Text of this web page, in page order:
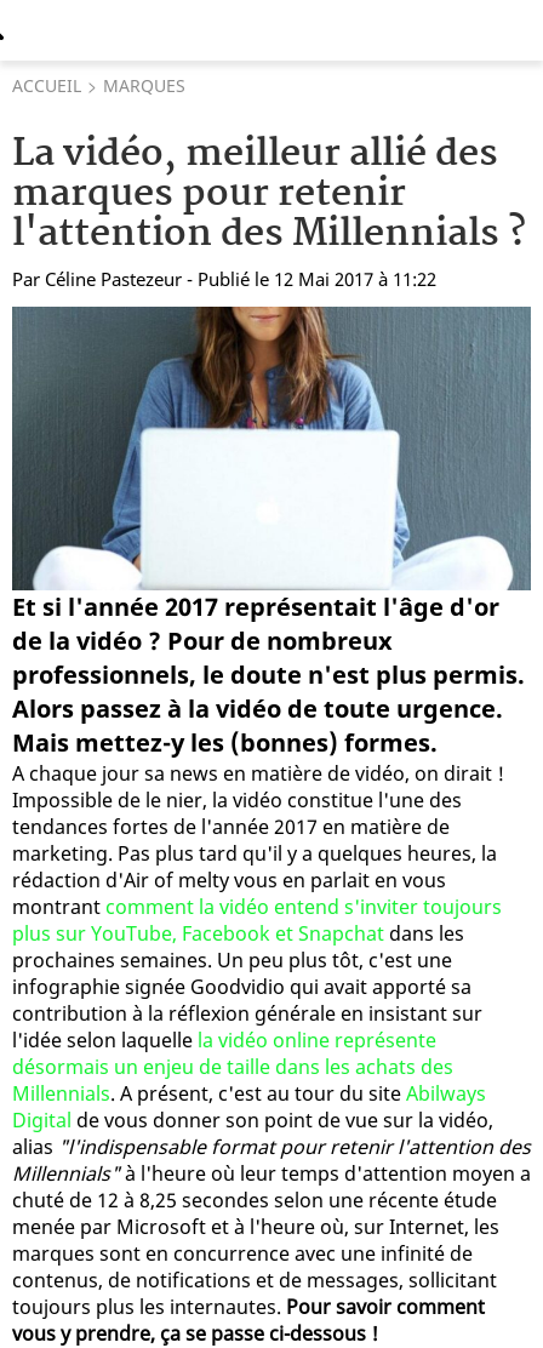
ACCUEIL MARQUES
La vidéo, meilleur allié des
marques pour retenir
l'attention des Millennials ?
Par Céline Pastezeur - Publié le 12 Mai 2017 à 11:22
Et si l'année 2017 représentait l'âge d'or
de la vidéo ? Pour de nombreux
professionnels, le doute n'est plus permis.
Alors passez à la vidéo de toute urgence.
Mais mettez-y les (bonnes) formes.
A chaque jour sa news en matière de vidéo, on dirait !
Impossible de le nier, la vidéo constitue l'une des
tendances fortes de l'année 2017 en matière de
marketing. Pas plus tard qu'il y a quelques heures, la
rédaction d'Air of melty vous en parlait en vous
montrant comment la vidéo entend s'inviter toujours
plus sur YouTube, Facebook et Snapchat dans les
prochaines semaines. Un peu plus tôt, c'est une
infographie signée Goodvidio qui avait apporté sa
contribution à la réflexion générale en insistant sur
l'idée selon laquelle la vidéo online représente
désormais un enjeu de taille dans les achats des
Millennials. A présent, c'est au tour du siteAbilways
Digital de vous donner son point de vue sur la vidéo,
alias "l'indispensable format pour retenir l'attention des
Millennials"à l'heure où leur temps d'attention moyen a
chuté de 12 à 8,25 secondes selon une récente étude
menée par Microsoft et à l'heure où, sur Internet, les
marques sont en concurrence avec une infinité de
contenus, de notifications et de messages, sollicitant
toujours plus les internautes. Pour savoir comment
vous y prendre, ça se passe ci-dessous !